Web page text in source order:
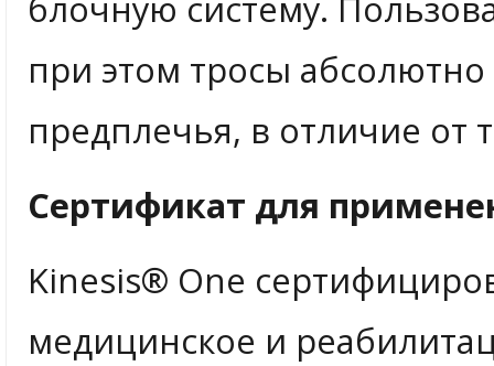
при этом тросы
предплечья, в отличие
Сертификат для
Kinesis® One
медицинское и